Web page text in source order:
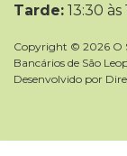
Tarde: 13:30 às
Copyright © 2026 O
Bancários de São
Desenvolvido por